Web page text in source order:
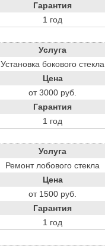
Гарантия
1 год
Услуга
Установка бокового стекла
Цена
от 3000 руб.
Гарантия
1 год
Услуга
Ремонт лобового стекла
Цена
от 1500 руб.
Гарантия
1 год